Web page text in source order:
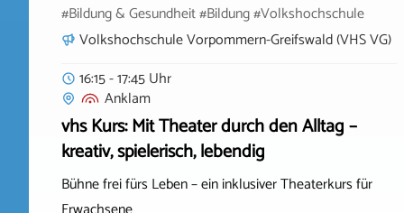
#Bildung & Gesundheit #Bildung #Volkshochschule
Volkshochschule Vorpommern-Greifswald (VHS VG)
16:15 - 17:45 Uhr
Anklam
vhs Kurs: Mit Theater durch den Alltag –
kreativ, spielerisch, lebendig
Bühne frei fürs Leben – ein inklusiver Theaterkurs für